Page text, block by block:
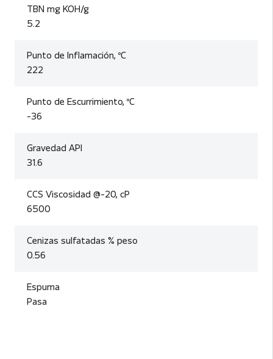
TBN mg KOH/g
5.2
Punto de Inflamación, ºC
222
Punto de Escurrimiento, ºC
-36
Gravedad API
31.6
CCS Viscosidad @-20, cP
6500
Cenizas sulfatadas % peso
0.56
Espuma
Pasa